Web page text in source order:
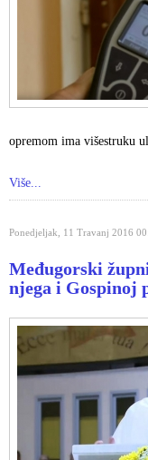
opremom ima višestruku
Više...
Ponedjeljak, 11 Travanj 2016
Međugorski
njega i Gospinoj